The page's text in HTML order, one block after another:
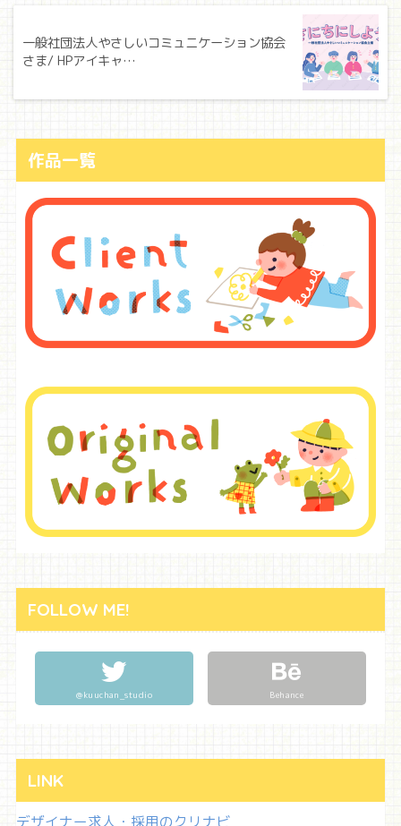
一般社団法人やさしいコミュニケーション協会
さま/ HPアイキャ…
作品一覧
FOLLOW ME!
@kuuchan_studio Behance
LINK
デザイナー求人・採用のクリナビ